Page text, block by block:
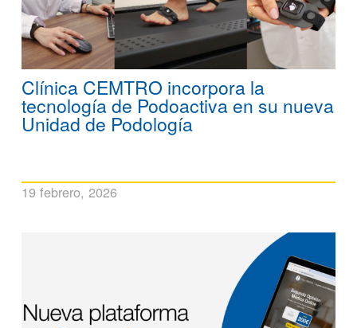
Clínica CEMTRO incorpora la
tecnología de Podoactiva en su nueva
Unidad de Podología
19 febrero, 2026